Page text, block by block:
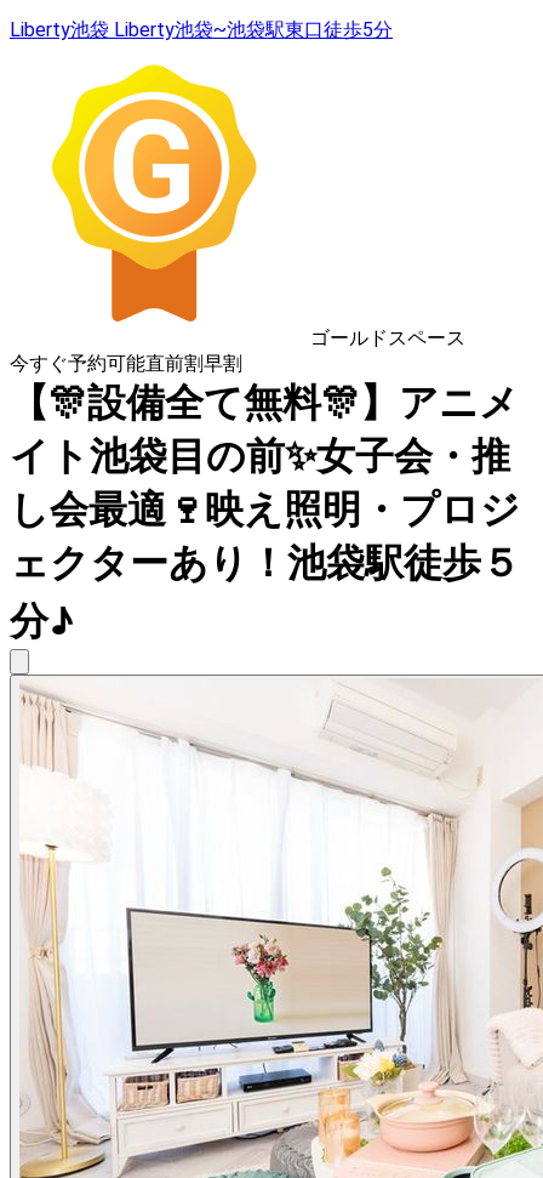
Liberty池袋 Liberty池袋~池袋駅東口徒歩5分
ゴールドスペース
今すぐ予約可能直前割早割
【🎊設備全て無料🎊】アニメ
イト池袋目の前✨女子会・推
し会最適🍷映え照明・プロジ
ェクターあり！池袋駅徒歩５
分♪